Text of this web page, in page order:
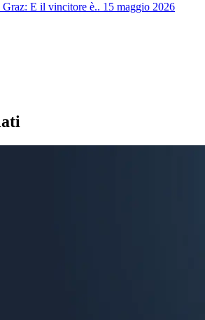
E il vincitore è.. 15 maggio 2026